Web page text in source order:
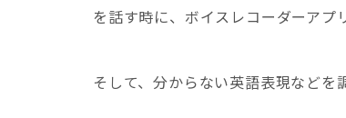
を話す時に、ボイスレコーダーアプ
そして、分からない英語表現などを